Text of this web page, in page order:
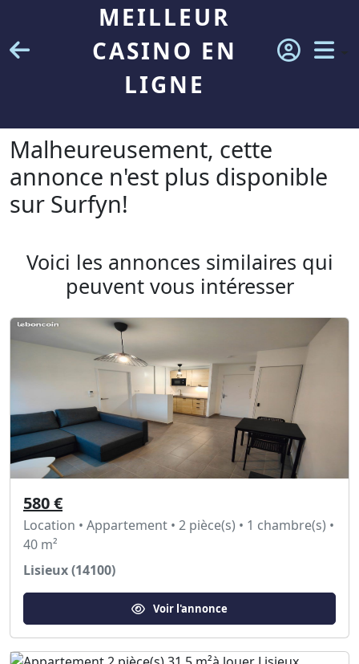
MEILLEUR
CASINO EN
LIGNE
Malheureusement, cette
annonce n'est plus disponible
sur Surfyn!
Voici les annonces similaires qui
peuvent vous intéresser
580 €
Location • Appartement • 2 pièce(s) • 1 chambre(s) •
40 m²
Lisieux (14100)
Voir l'annonce